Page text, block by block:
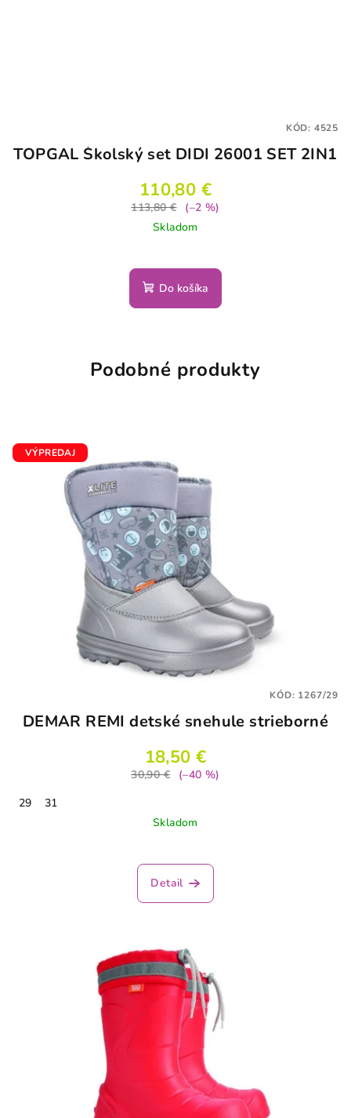
TOPGAL Školský set DIDI 26001 SET 2IN1
110,80 €
113,80 €
(–2 %)
Skladom
Do košíka
KÓD: 4525
Podobné produkty
VÝPREDAJ
DEMAR REMI detské snehule strieborné
18,50 €
30,90 €
(–40 %)
29
31
Skladom
Detail
KÓD: 1267/29